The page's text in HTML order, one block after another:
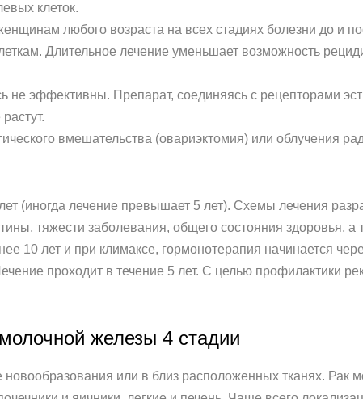
клеток.
любого возраста на всех стадиях болезни до и
Длительное лечение уменьшает возможность
не эффективны. Препарат, соединяясь с рецепторами
вмешательства (овариэктомия) или облучения
(иногда лечение превышает 5 лет). Схемы лечения
тяжести заболевания, общего состояния здоровья, а
10 лет и при климаксе, гормонотерапия начинается
проходит в течение 5 лет. С целью профилактики
железы 4 стадии
новообразования или в близ расположенных тканях. Рак